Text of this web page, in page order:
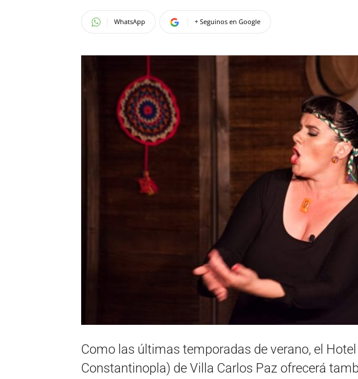
WhatsApp + Seguinos en Google
Como las últimas temporadas de verano, el
Constantinopla) de Villa Carlos Paz ofrecerá